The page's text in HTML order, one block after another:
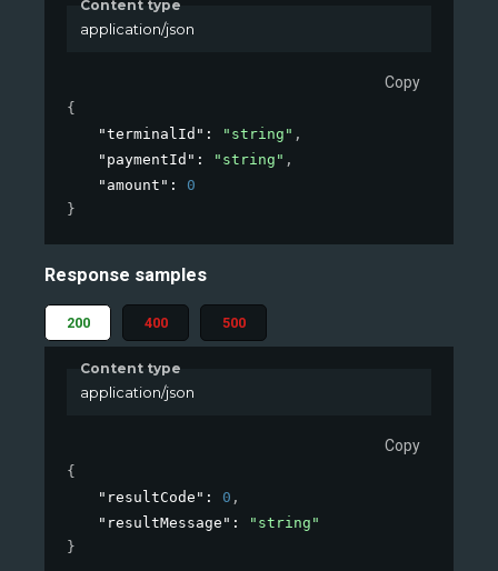
Content type
application/json
Copy
{
"terminalId" : "string" ,
"paymentId" : "string" ,
"amount" : 0
}
Response samples
200 400 500
Content type
application/json
Copy
{
"resultCode" : 0 ,
"resultMessage" :
"string"
}